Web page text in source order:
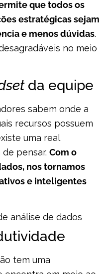
que todos os
estratégicas sejam
e menos dúvidas.
no meio
da equipe
sabem onde a
recursos possuem
uma real
pensar. Com o
nos tornamos
e inteligentes
tem uma